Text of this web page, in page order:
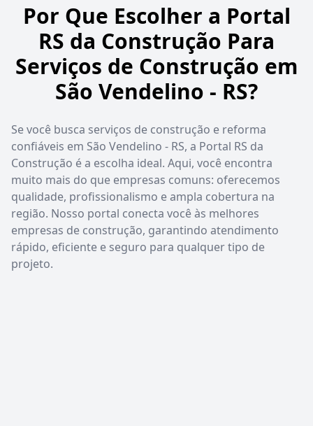
Por Que Escolher a Portal
RS da Construção Para
Serviços de Construção em
São Vendelino - RS?
Se você busca serviços de construção e reforma
confiáveis em São Vendelino - RS, a Portal RS da
Construção é a escolha ideal. Aqui, você encontra
muito mais do que empresas comuns: oferecemos
qualidade, profissionalismo e ampla cobertura na
região. Nosso portal conecta você às melhores
empresas de construção, garantindo atendimento
rápido, eficiente e seguro para qualquer tipo de
projeto.